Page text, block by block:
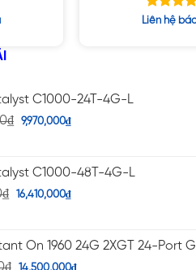
Được
Liên hệ
C1000-24T-4G-L
₫ 9,970,000₫
C1000-48T-4G-L
₫ 16,410,000₫
On 1960 24G 2XGT 24-Port
₫ 14,500,000₫